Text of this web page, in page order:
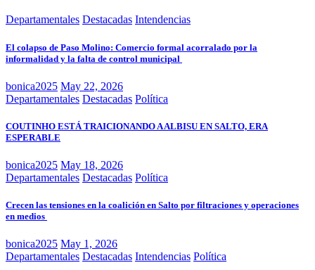
Departamentales Destacadas Intendencias
El colapso de Paso Molino: Comercio formal acorralado por la
informalidad y la falta de control municipal
bonica2025 May 22, 2026
Departamentales Destacadas Política
COUTINHO ESTÁ TRAICIONANDO A ALBISU EN SALTO, ERA
ESPERABLE
bonica2025 May 18, 2026
Departamentales Destacadas Política
Crecen las tensiones en la coalición en Salto por filtraciones y operaciones
en medios
bonica2025 May 1, 2026
Departamentales Destacadas Intendencias Política